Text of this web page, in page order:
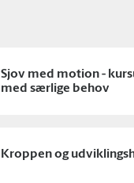
Sjov med motion -
med særlige behov
Kroppen og